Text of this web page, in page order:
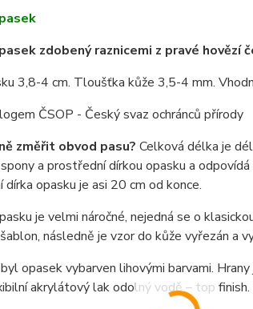
zdobený raznicemi z pravé hovězí
3,8-4 cm. Tloušťka kůže 3,5-4 mm.
ČSOP - Český svaz ochránců přírody
změřit obvod pasu? Celková délka je
a prostřední dírkou opasku a
opasku je asi 20 cm od konce.
je velmi náročné, nejedná se o
následně je vzor do kůže vyřezán a
opasek vybarven lihovými barvami.
akrylátový lak odolný vodě – top finish.